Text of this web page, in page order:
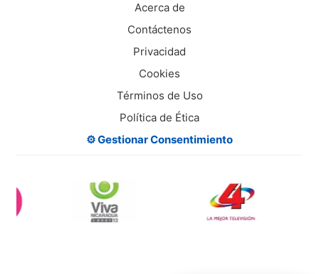
Acerca de
Contáctenos
Privacidad
Cookies
Términos de Uso
Política de Ética
⚙️ Gestionar Consentimiento